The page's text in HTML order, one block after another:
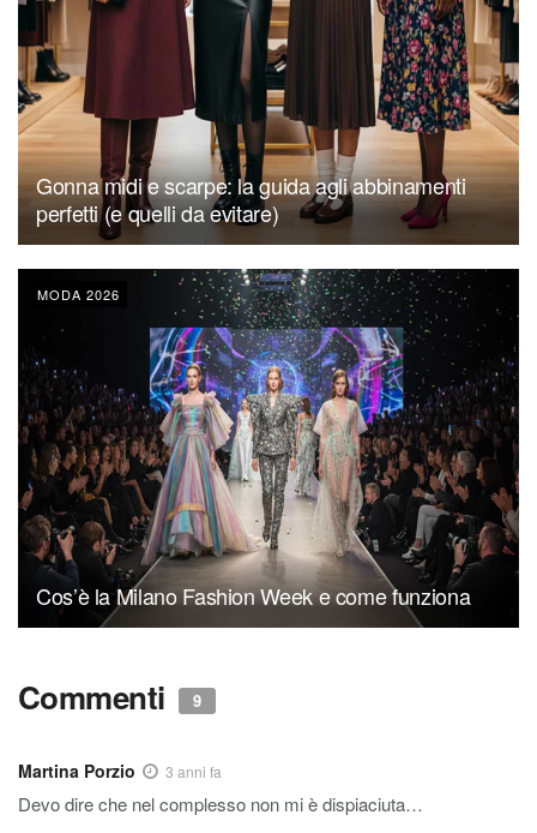
Gonna midi e scarpe: la guida agli abbinamenti
perfetti (e quelli da evitare)
MODA 2026
Cos’è la Milano Fashion Week e come funziona
Commenti 9
Martina Porzio 3 anni fa
Devo dire che nel complesso non mi è dispiaciuta…